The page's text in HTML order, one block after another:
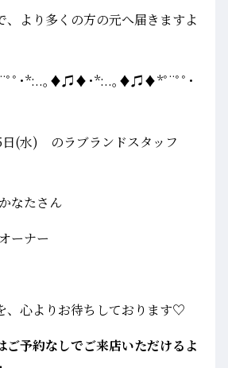
、より多くの方の元へ届きますよ
ﾟ･*:..｡♦♫♦･*:..｡♦♫♦*ﾟ¨ﾟﾟ･
(水) のラブランドスタッフ
なたさん
ーナー
、心よりお待ちしております♡
予約なしでご来店いただけるよ